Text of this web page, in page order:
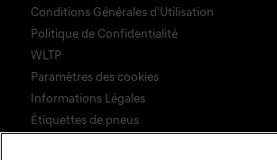
Initiatives Artistiques
Reserver un essai
Festival de Vitesse de Goodwood
Genesis Magma Racing
Conditions Générales d'Utilisation
Politique de Confidentialité
WLTP
Paramètres des cookies
Informations Légales
Étiquettes de pneus
Charte de protection de la vie privée